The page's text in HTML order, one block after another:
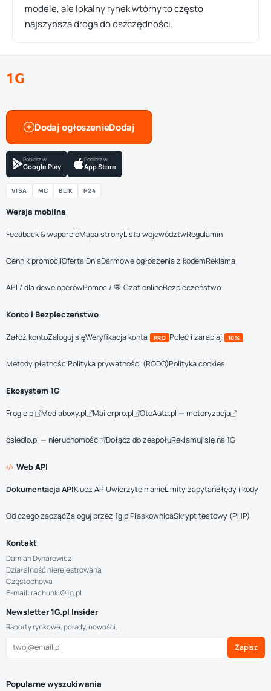
modele, ale lokalny rynek wtórny to często
najszybsza droga do oszczędności.
1G
Dodaj ogłoszenie
Pobierz w
Google Play
Pobierz w
App Store
VISA MC BLIK P24
Wersja mobilna
Feedback & wsparcieMapa stronyLista województwRegulamin
Cennik promocjiOferta DniaDarmowe ogłoszenia z kodemReklama
API / dla deweloperówPomoc / 💬 Czat onlineBezpieczeństwo
Konto i Bezpieczeństwo
Załóż kontoZaloguj sięWeryfikacja konta PRO Poleć i zarabiaj 10%
Metody płatnościPolityka prywatności (RODO)Polityka cookies
Ekosystem 1G
Frogle.pl Mediaboxy.pl Mailerpro.pl OtoAuta.pl — motoryzacja
osiedlo.pl — nieruchomości Dołącz do zespołuReklamuj się na 1G
Web API
Dokumentacja APIKlucz APIUwierzytelnianieLimity zapytańBłędy i kody
Od czego zacząćZaloguj przez 1g.plPiaskownicaSkrypt testowy (PHP)
Kontakt
Damian Dynarowicz
Działalność nierejestrowana
Częstochowa
E-mail: rachunki@1g.pl
Newsletter 1G.pl Insider
Raporty rynkowe, porady, nowości.
Zapisz
Popularne wyszukiwania